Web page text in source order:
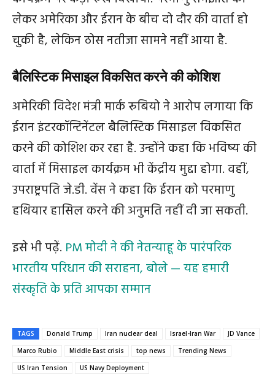
लेकर अमेरिका और ईरान के बीच दो दौर की वार्ता हो
चुकी है, लेकिन ठोस नतीजा सामने नहीं आया है.
बैलिस्टिक मिसाइल विकसित करने की कोशिश
अमेरिकी विदेश मंत्री मार्क रूबियो ने आरोप लगाया कि
ईरान इंटरकॉन्टिनेंटल बैलिस्टिक मिसाइल विकसित
करने की कोशिश कर रहा है. उन्होंने कहा कि भविष्य की
वार्ता में मिसाइल कार्यक्रम भी केंद्रीय मुद्दा होगा. वहीं,
उपराष्ट्रपति जे.डी. वेंस ने कहा कि ईरान को परमाणु
हथियार हासिल करने की अनुमति नहीं दी जा सकती.
इसे भी पढ़ें. PM मोदी ने की नेतन्याहू के पारंपरिक
भारतीय परिधान की सराहना, बोले — यह हमारी
संस्कृति के प्रति आपका सम्मान
TAGS Donald Trump Iran nuclear deal Israel-Iran War
JD Vance
Marco Rubio
Middle East crisis top news
Trending News
US Iran Tension
US Navy Deployment